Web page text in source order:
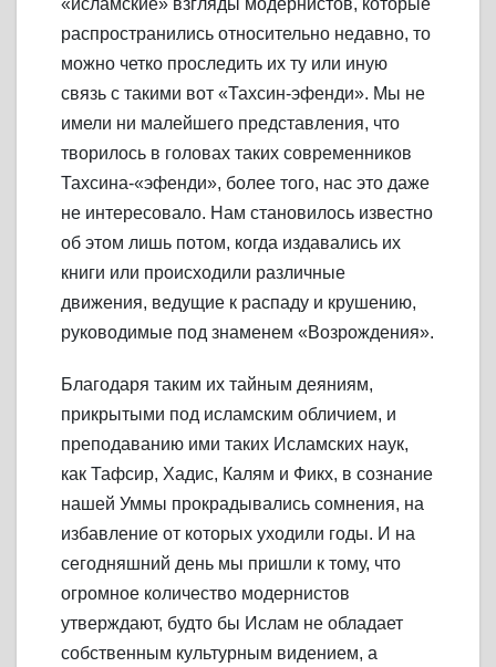
«исламские» взгляды модернистов, которые
распространились относительно недавно, то
можно четко проследить их ту или иную
связь с такими вот «Тахсин-эфенди». Мы не
имели ни малейшего представления, что
творилось в головах таких современников
Тахсина-«эфенди», более того, нас это даже
не интересовало. Нам становилось известно
об этом лишь потом, когда издавались их
книги или происходили различные
движения, ведущие к распаду и крушению,
руководимые под знаменем «Возрождения».
Благодаря таким их тайным деяниям,
прикрытыми под исламским обличием, и
преподаванию ими таких Исламских наук,
как Тафсир, Хадис, Калям и Фикх, в сознание
нашей Уммы прокрадывались сомнения, на
избавление от которых уходили годы. И на
сегодняшний день мы пришли к тому, что
огромное количество модернистов
утверждают, будто бы Ислам не обладает
собственным культурным видением, а